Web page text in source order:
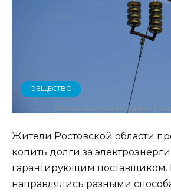
ОБЩЕСТВО
Жители Ростовской области
копить долги за
гарантирующим
направлялись разными